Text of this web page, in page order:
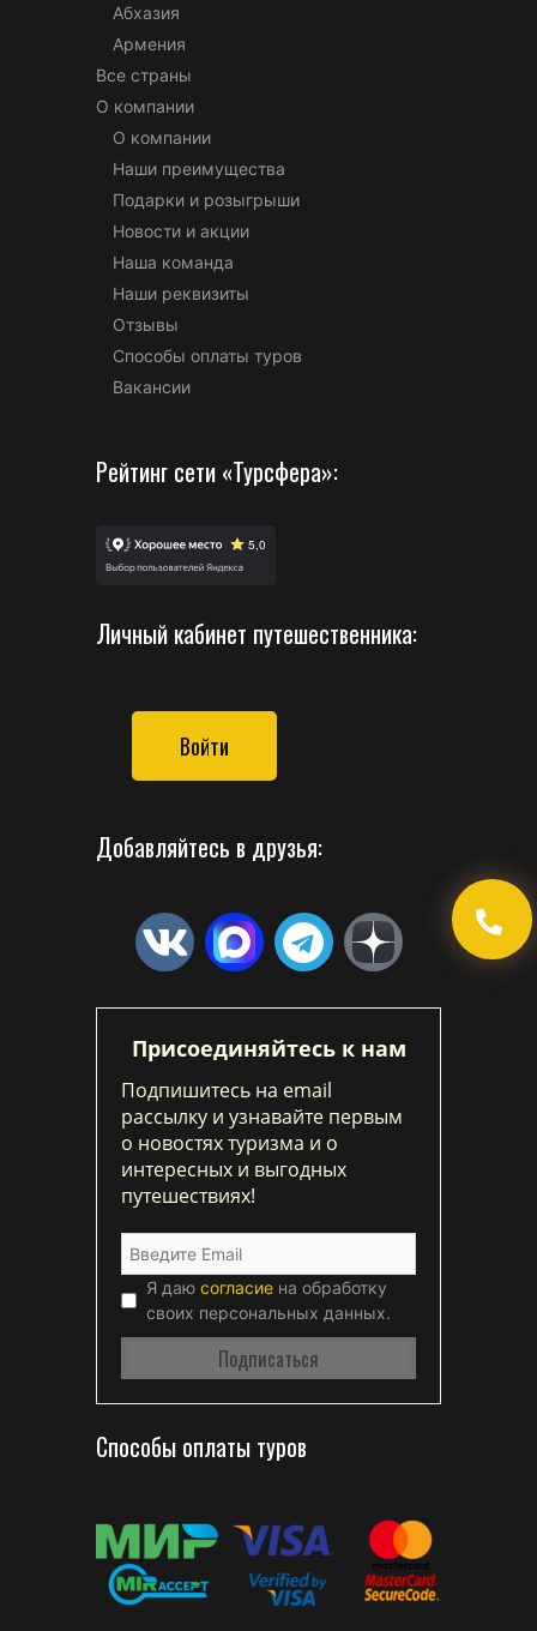
Абхазия
Армения
Все страны
О компании
О компании
Наши преимущества
Подарки и розыгрыши
Новости и акции
Наша команда
Наши реквизиты
Отзывы
Способы оплаты туров
Вакансии
Рейтинг сети «Турсфера»:
Личный кабинет путешественника:
Войти
Добавляйтесь в друзья:
Присоединяйтесь к нам
Подпишитесь на email
рассылку и узнавайте первым
о новостях туризма и о
интересных и выгодных
путешествиях!
Я даю согласие на обработку
своих персональных данных.
Способы оплаты туров